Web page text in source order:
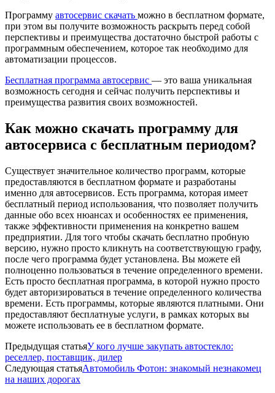
Программу автосервис скачать можно в бесплатном формате,
при этом вы получите возможность раскрыть перед собой
перспективы и преимущества достаточно быстрой работы с
программным обеспечением, которое так необходимо для
автоматизации процессов.
Бесплатная программа автосервис — это ваша уникальная
возможность сегодня и сейчас получить перспективы и
преимущества развития своих возможностей.
Как можно скачать программу для
автосервиса с бесплатным периодом?
Существует значительное количество программ, которые
предоставляются в бесплатном формате и разработаны
именно для автосервисов. Есть программа, которая имеет
бесплатный период использования, что позволяет получить
данные обо всех нюансах и особенностях ее применения,
также эффективности применения на конкретно вашем
предприятии. Для того чтобы скачать бесплатно пробную
версию, нужно просто кликнуть на соответствующую графу,
после чего программа будет установлена. Вы можете ей
полноценно пользоваться в течение определенного времени.
Есть просто бесплатная программа, в которой нужно просто
будет авторизироваться в течение определенного количества
времени. Есть программы, которые являются платными. Они
предоставляют бесплатнуые услуги, в рамках которых вы
можете использовать ее в бесплатном формате.
Предыдущая статьяУ кого лучше закупать автостекло:
реселлер, поставщик, дилер
Следующая статьяАвтомобиль Фотон: знакомый незнакомец
на наших дорогах